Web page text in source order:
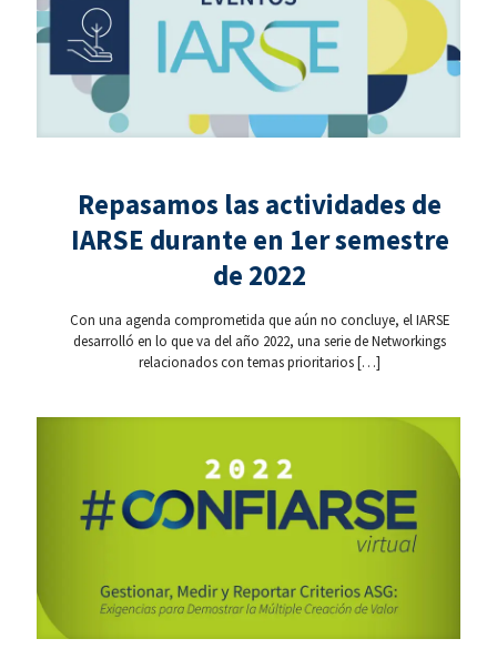
Repasamos las actividades de
IARSE durante en 1er semestre
de 2022
Con una agenda comprometida que aún no concluye, el IARSE
desarrolló en lo que va del año 2022, una serie de Networkings
relacionados con temas prioritarios[…]